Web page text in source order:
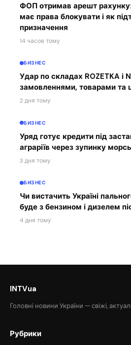
ФОП отримав арешт рахунку:
має права блокувати і як
призначення
14 часов тому
БИЗНЕС
Удар по складах ROZETKA і
замовленнями, товарами та
2 дня тому
БИЗНЕС
Уряд готує кредити під
аграріїв через зупинку
3 дня тому
БИЗНЕС
Чи вистачить Україні
буде з бензином і дизелем
4 дня тому
INTVua
Головні новини України — свіжі,
Рубрики